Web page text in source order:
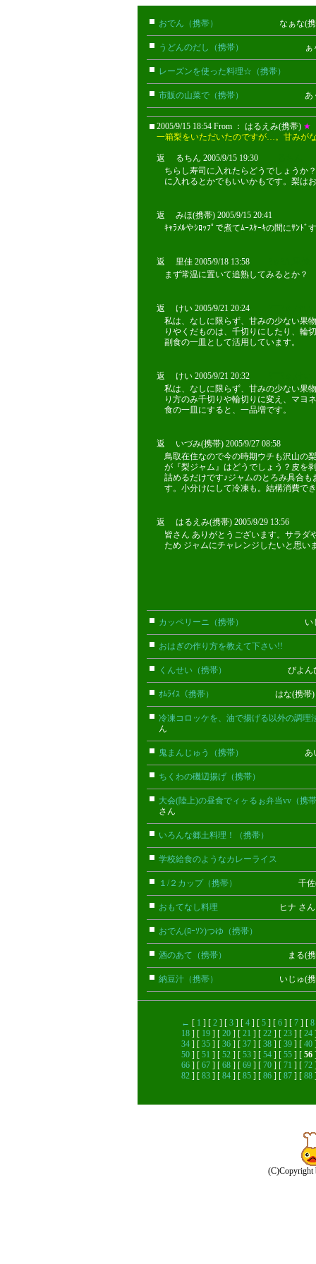
おでん（携帯） なぁな(携帯)
うどんのだし（携帯） ぁゃ(携
レーズンを使った料理☆（携帯）
市販の山菜で（携帯） あくび(
2005/9/15 18:54 From ： はるえみ(携帯) ★
一箱梨をいただいたのですが…。甘みが
返 るちん 2005/9/15 19:30
ちらし寿司に入れたらどうでしょうか
に入れるとかでもいいかもです。梨は
返 みほ(携帯) 2005/9/15 20:41
ｷｬﾗﾒﾙやｼﾛｯﾌﾟで煮てﾑｰｽｹｰｷの間にｻﾝﾄﾞ
返 里佳 2005/9/18 13:58
まず常温に置いて追熟してみるとか？
返 けい 2005/9/21 20:24
私は、なしに限らず、甘みの少ない果
りやくだものは、千切りにしたり、輪
副食の一皿として活用しています。
返 けい 2005/9/21 20:32
私は、なしに限らず、甘みの少ない果
り方のみ千切りや輪切りに変え、マヨ
食の一皿にすると、一品増です。
返 いづみ(携帯) 2005/9/27 08:58
鳥取在住なので今の時期ウチも沢山の
が『梨ジャム』はどうでしょう？皮を
詰めるだけです♪ジャムのとろみ具合
す。小分けにして冷凍も。結構消費で
返 はるえみ(携帯) 2005/9/29 13:56
皆さん ありがとうございます。サラダ
ため ジャムにチャレンジしたいと思い
カッペリーニ（携帯） いじゅ(
おはぎの作り方を教えて下さい!!
くんせい（携帯） びよんびよ
ｵﾑﾗｲｽ（携帯） はな(携帯)
冷凍コロッケを、油で揚げる以外の調理
ん
鬼まんじゅう（携帯） あいなの
ちくわの磯辺揚げ（携帯）
大会(陸上)の昼食でィヶるぉ弁当vv（携
さん
いろんな郷土料理！（携帯）
学校給食のようなカレーライス
１/２カップ（携帯） 千佐(携
おもてなし料理 ヒナ さ
おでん(ﾛｰｿﾝ)つゆ（携帯）
酒のあて（携帯） まる(携帯)
納豆汁（携帯） いじゅ(携帯)
← [ 1 ] [ 2 ] [ 3 ] [ 4 ] [ 5 ] [ 6 ] [ 7 ] [ 8
18 ] [ 19 ] [ 20 ] [ 21 ] [ 22 ] [ 23 ] [ 24
34 ] [ 35 ] [ 36 ] [ 37 ] [ 38 ] [ 39 ] [ 40
50 ] [ 51 ] [ 52 ] [ 53 ] [ 54 ] [ 55 ] [ 56
66 ] [ 67 ] [ 68 ] [ 69 ] [ 70 ] [ 71 ] [ 72
82 ] [ 83 ] [ 84 ] [ 85 ] [ 86 ] [ 87 ] [ 88